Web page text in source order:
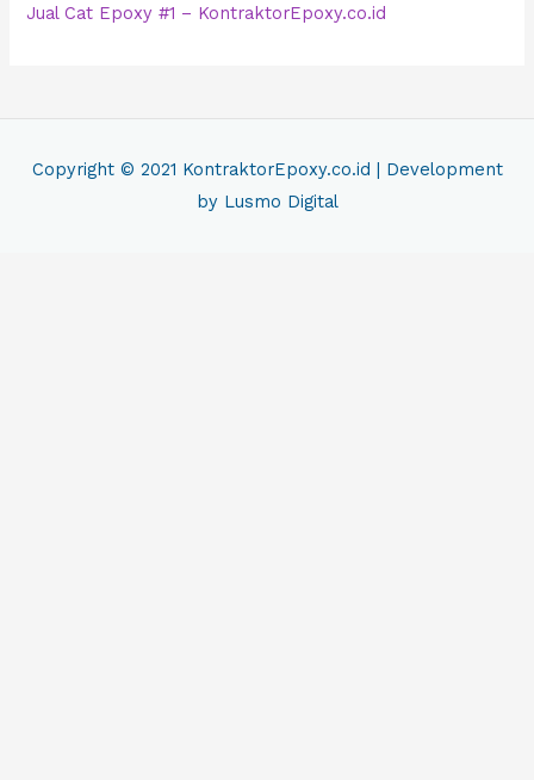
Jual Cat Epoxy #1 – KontraktorEpoxy.co.id
Copyright © 2021 KontraktorEpoxy.co.id | Development
by Lusmo Digital